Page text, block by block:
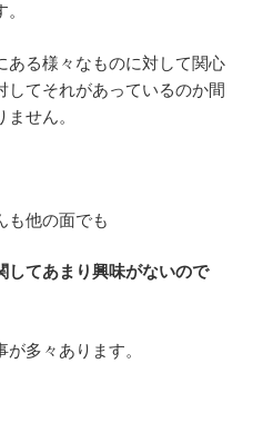
ある様々なものに対して関心
してそれがあっているのか間
せん。
も他の面でも
してあまり興味がないので
多々あります。